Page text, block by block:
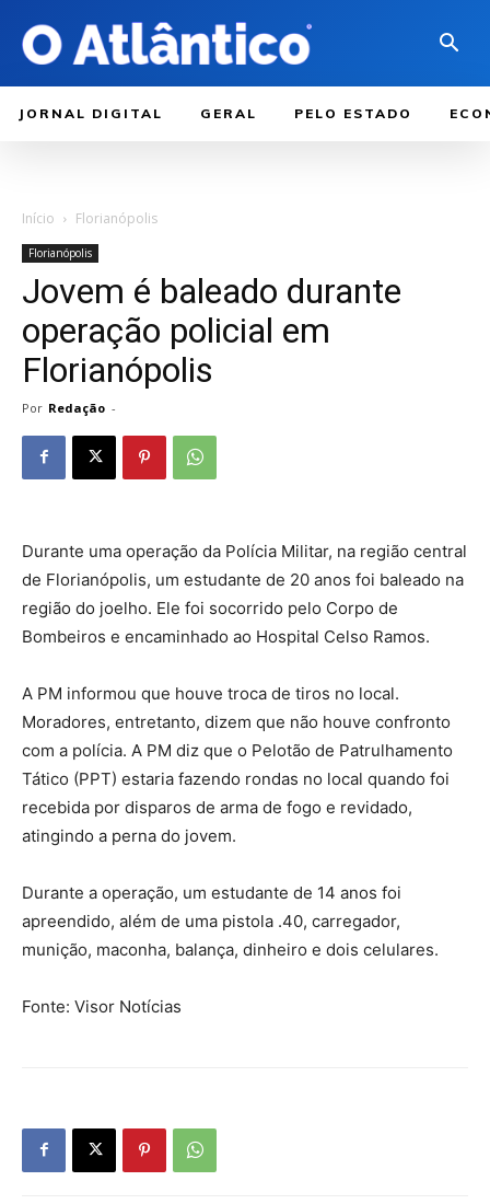
JORNAL DIGITAL GERAL PELO ESTADO
Início Florianópolis
Florianópolis
Jovem é baleado durante
operação policial em
Florianópolis
Por Redação -
Durante uma operação da Polícia Militar, na região central
de Florianópolis, um estudante de 20 anos foi baleado na
região do joelho. Ele foi socorrido pelo Corpo de
Bombeiros e encaminhado ao Hospital Celso Ramos.
A PM informou que houve troca de tiros no local.
Moradores, entretanto, dizem que não houve confronto
com a polícia. A PM diz que o Pelotão de Patrulhamento
Tático (PPT) estaria fazendo rondas no local quando foi
recebida por disparos de arma de fogo e revidado,
atingindo a perna do jovem.
Durante a operação, um estudante de 14 anos foi
apreendido, além de uma pistola .40, carregador,
munição, maconha, balança, dinheiro e dois celulares.
Fonte: Visor Notícias